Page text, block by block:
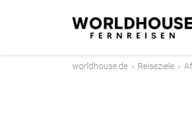
worldhouse.de › Reiseziele ›